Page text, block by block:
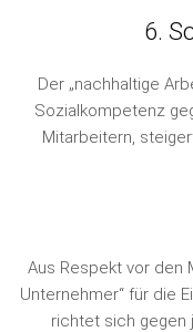
6.
Der „nachhaltige
Sozialkompetenz
Mitarbeitern,
Aus Respekt vor den
Unternehmer“ für die
richtet sich gegen